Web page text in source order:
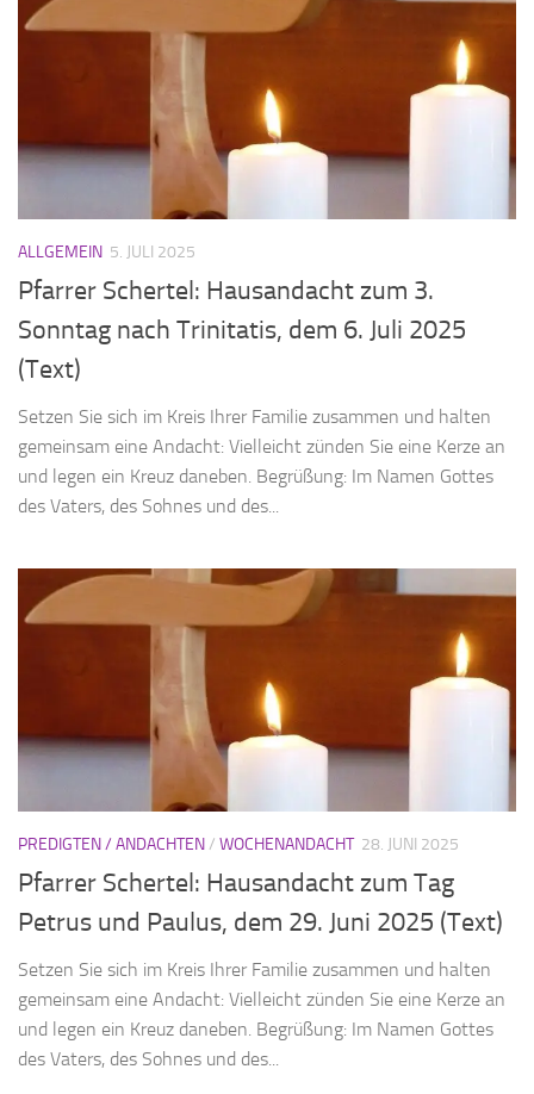
ALLGEMEIN 5. JULI 2025
Pfarrer Schertel: Hausandacht zum 3.
Sonntag nach Trinitatis, dem 6. Juli 2025
(Text)
Setzen Sie sich im Kreis Ihrer Familie zusammen und halten
gemeinsam eine Andacht: Vielleicht zünden Sie eine Kerze an
und legen ein Kreuz daneben. Begrüßung: Im Namen Gottes
des Vaters, des Sohnes und des...
PREDIGTEN / ANDACHTEN/ WOCHENANDACHT 28. JUNI 2025
Pfarrer Schertel: Hausandacht zum Tag
Petrus und Paulus, dem 29. Juni 2025 (Text)
Setzen Sie sich im Kreis Ihrer Familie zusammen und halten
gemeinsam eine Andacht: Vielleicht zünden Sie eine Kerze an
und legen ein Kreuz daneben. Begrüßung: Im Namen Gottes
des Vaters, des Sohnes und des...